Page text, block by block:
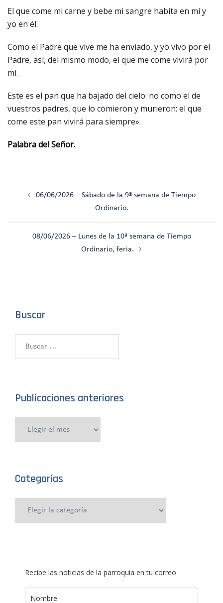
El que come mi carne y bebe mi sangre habita en mí y
yo en él.
Como el Padre que vive me ha enviado, y yo vivo por el
Padre, así, del mismo modo, el que me come vivirá por
mí.
Este es el pan que ha bajado del cielo: no como el de
vuestros padres, que lo comieron y murieron; el que
come este pan vivirá para siempre».
Palabra del Señor.
06/06/2026 – Sábado de la 9ª semana de Tiempo
Ordinario.
08/06/2026 – Lunes de la 10ª semana de Tiempo
Ordinario, feria.
Buscar
Publicaciones anteriores
Categorías
Recibe las noticias de la parroquia en tu correo